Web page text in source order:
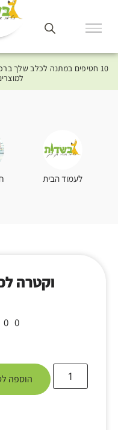
10 חטיפים במתנה לכלב שלך
לעמוד הבית
וקטרה לכלב
הוספה